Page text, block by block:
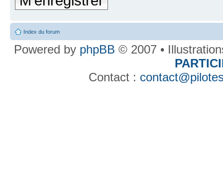
Index du forum
Powered by phpBB © 2007 •
Contact :